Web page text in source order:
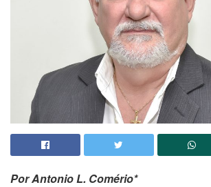
Por Antonio L. Comério*